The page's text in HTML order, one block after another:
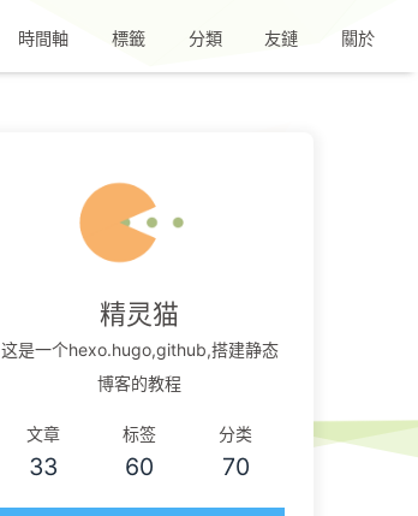
時間軸 標籤 分類 友鏈 關於
精灵猫
这是一个hexo.hugo,github,搭建静态
博客的教程
文章
33
标签
60
分类
70